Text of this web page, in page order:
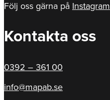
Följ oss gärna på Instagram
Kontakta oss
0392 – 361 00
info@mapab.se